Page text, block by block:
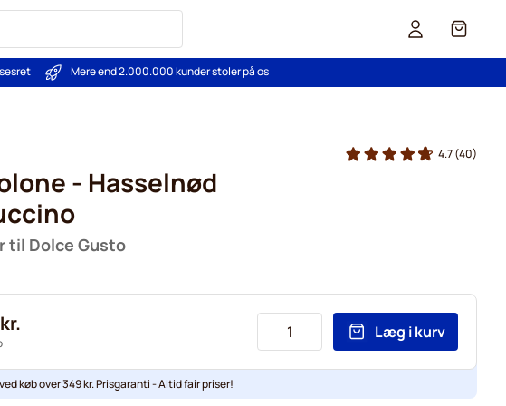
Cart
Mere end 2.000.000 kunder stoler på os
- Hasselnød
til Dolce Gusto
4.7(40)
Læg i kurv
køb over 349 kr. Prisgaranti - Altid fair priser!